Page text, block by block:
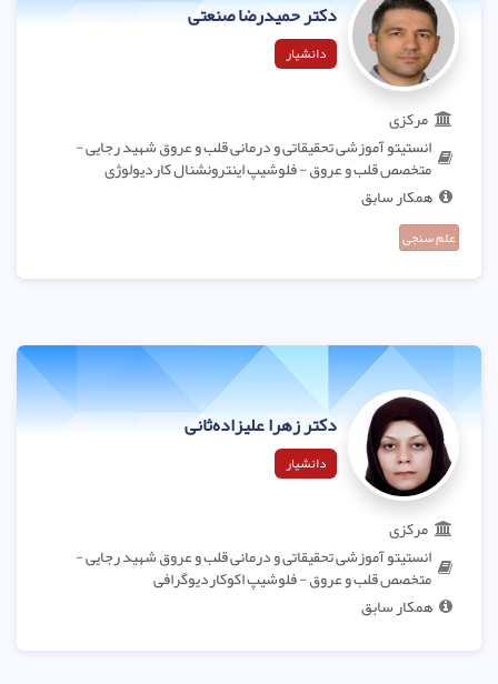
دکتر حمیدرضا صنعتی
دانشیار
مرکزی
انستیتو آموزشی تحقیقاتی و درمانی قلب و عروق شهید رجایی -
متخصص قلب و عروق - فلوشیپ اینترونشنال کاردیولوژی
همکار سابق
علم سنجی
دکتر زهرا علیزاده‌ثانی
دانشیار
مرکزی
انستیتو آموزشی تحقیقاتی و درمانی قلب و عروق شهید رجایی -
متخصص قلب و عروق - فلوشیپ اکوکاردیوگرافی
همکار سابق